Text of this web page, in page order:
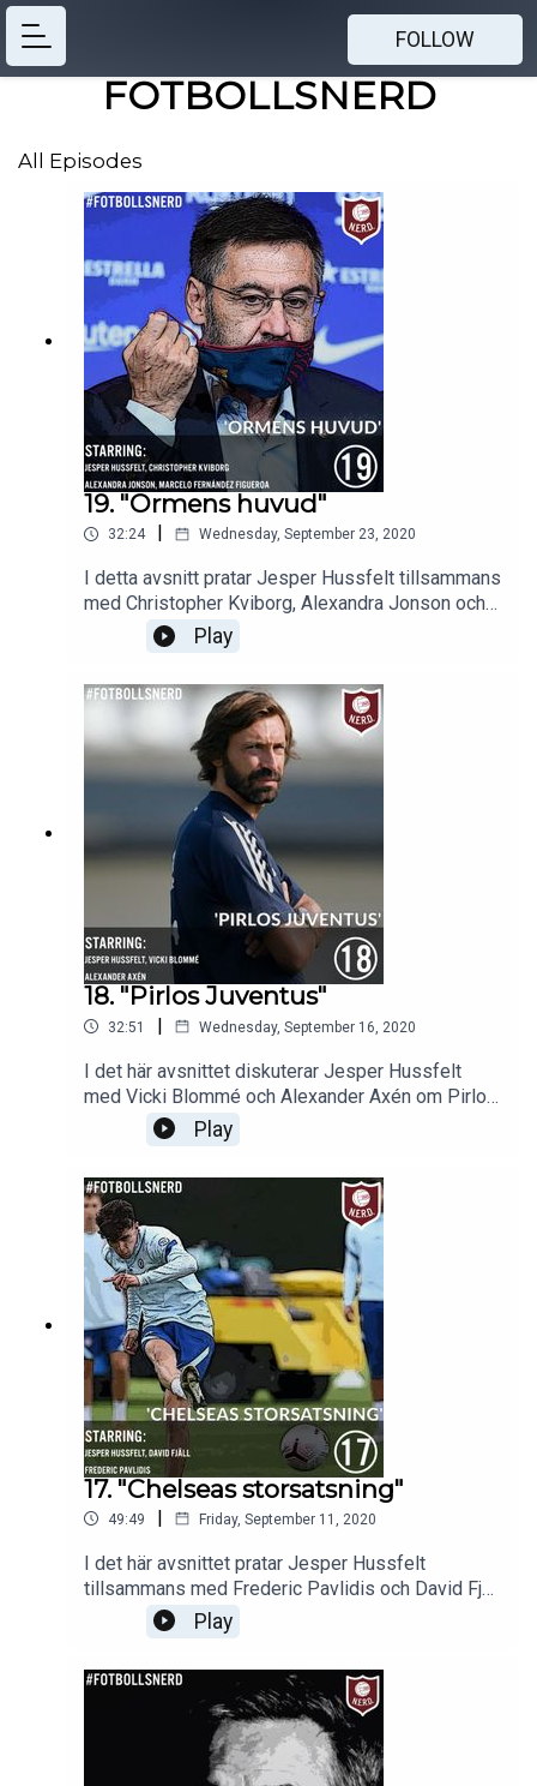
FOLLOW
FOTBOLLSNERD
All Episodes
19. "Ormens huvud"
32:24 Wednesday, September 23, 2020
I detta avsnitt pratar Jesper Hussfelt tillsammans
med Christopher Kviborg, Alexandra Jonson och
Marcelo Fernández Figueroa om läget i
Barcelona, Messis framtid, grunden till
oroligheterna plus mycket mer. God lyssning!
Play
18. "Pirlos Juventus"
32:51 | Wednesday, September 16, 2020
I det här avsnittet diskuterar Jesper Hussfelt
med Vicki Blommé och Alexander Axén om Pirlos
intåg i Juventus som huvudtränare, statusen hos
de reagerande mästarna i Serie A, Dejan
lyssning!
Play
17. "Chelseas storsatsning"
49:49 | Friday, September 11, 2020
I det här avsnittet pratar Jesper Hussfelt
tillsammans med Frederic Pavlidis och David Fjäll
om Chelseas nya satsning, vad statusen är i
London-klubben, de senaste årets tränarbyten,
God lyssning!
Play